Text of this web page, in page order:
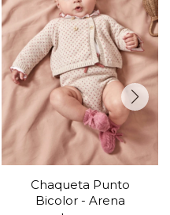
Chaqueta Punto
Bicolor - Arena